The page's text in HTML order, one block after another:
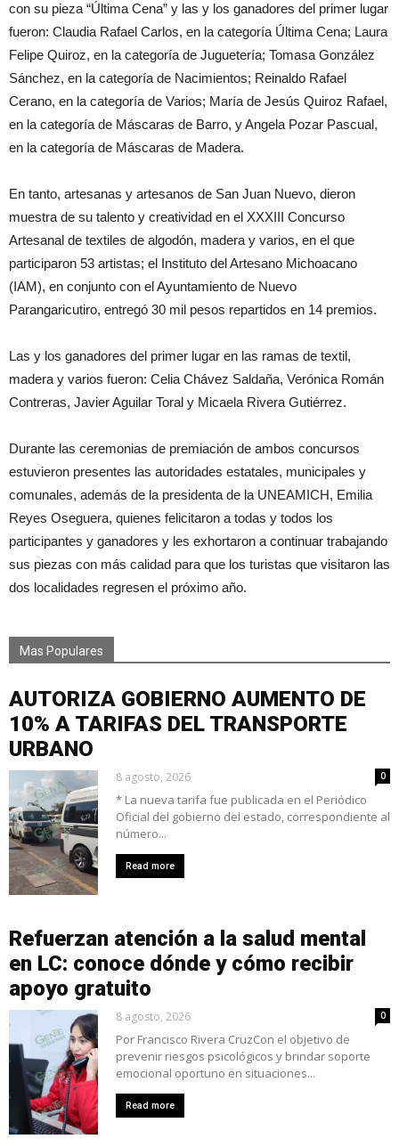
con su pieza “Última Cena” y las y los ganadores del primer lugar
fueron: Claudia Rafael Carlos, en la categoría Última Cena; Laura
Felipe Quiroz, en la categoría de Juguetería; Tomasa González
Sánchez, en la categoría de Nacimientos; Reinaldo Rafael
Cerano, en la categoría de Varios; María de Jesús Quiroz Rafael,
en la categoría de Máscaras de Barro, y Angela Pozar Pascual,
en la categoría de Máscaras de Madera.
En tanto, artesanas y artesanos de San Juan Nuevo, dieron
muestra de su talento y creatividad en el XXXIII Concurso
Artesanal de textiles de algodón, madera y varios, en el que
participaron 53 artistas; el Instituto del Artesano Michoacano
(IAM), en conjunto con el Ayuntamiento de Nuevo
Parangaricutiro, entregó 30 mil pesos repartidos en 14 premios.
Las y los ganadores del primer lugar en las ramas de textil,
madera y varios fueron: Celia Chávez Saldaña, Verónica Román
Contreras, Javier Aguilar Toral y Micaela Rivera Gutiérrez.
Durante las ceremonias de premiación de ambos concursos
estuvieron presentes las autoridades estatales, municipales y
comunales, además de la presidenta de la UNEAMICH, Emilia
Reyes Oseguera, quienes felicitaron a todas y todos los
participantes y ganadores y les exhortaron a continuar trabajando
sus piezas con más calidad para que los turistas que visitaron las
dos localidades regresen el próximo año.
Mas Populares
AUTORIZA GOBIERNO AUMENTO DE
10% A TARIFAS DEL TRANSPORTE
URBANO
8 agosto, 2026 0
* La nueva tarifa fue publicada en el Periódico
Oficial del gobierno del estado, correspondiente al
número...
Read more
Refuerzan atención a la salud mental
en LC: conoce dónde y cómo recibir
apoyo gratuito
8 agosto, 2026 0
Por Francisco Rivera CruzCon el objetivo de
prevenir riesgos psicológicos y brindar soporte
emocional oportuno en situaciones...
Read more